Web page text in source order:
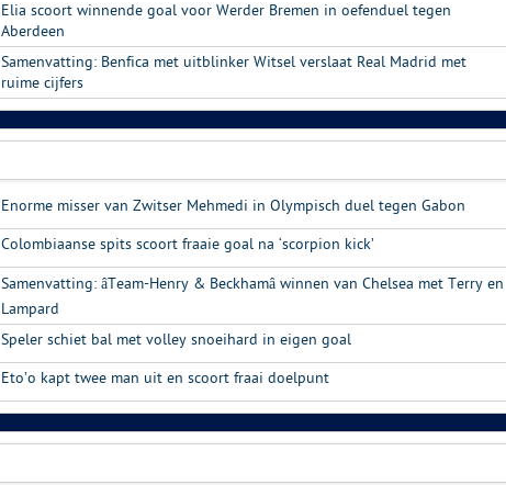
Elia scoort winnende goal voor Werder Bremen in oefenduel tegen
Aberdeen
Samenvatting: Benfica met uitblinker Witsel verslaat Real Madrid met
ruime cijfers
Enorme misser van Zwitser Mehmedi in Olympisch duel tegen Gabon
Colombiaanse spits scoort fraaie goal na ‘scorpion kick’
Samenvatting: âTeam-Henry & Beckhamâ winnen van Chelsea met Terry en
Lampard
Speler schiet bal met volley snoeihard in eigen goal
Eto’o kapt twee man uit en scoort fraai doelpunt